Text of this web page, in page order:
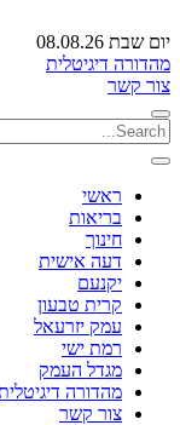
יום שבת 08.08.26
מהדורה דיגיטלית
צור קשר
ראשי
בריאות
חינוך
דעה אישית
יקנעם
קרית טבעון
עמק יזרעאל
רמת ישי
מגדל העמק
מהדורה
צור קשר